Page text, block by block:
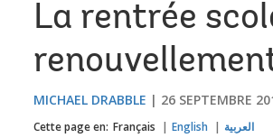
La rentrée
MICHAEL DRABBLE 26 SEPTEMBRE
Cette page en: Français English العربية